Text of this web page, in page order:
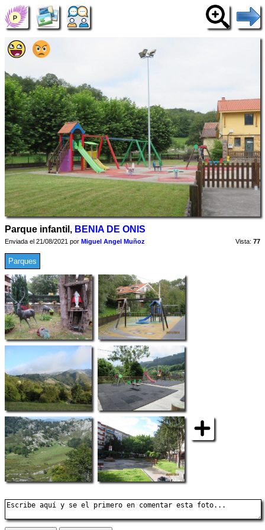
Parque infantil, BENIA DE ONIS
Enviada el 21/08/2021 por Miguel Angel Muñoz Vista: 77
Parques